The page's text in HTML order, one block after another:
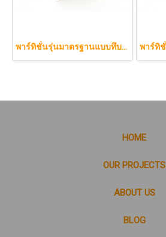
พาร์ทิชั่นรุ่นมาตรฐานแบบทึบกึ่งกระจกลาย 100 x 120 cm.
HOME
OUR PROJECTS
ABOUT US
BLOG